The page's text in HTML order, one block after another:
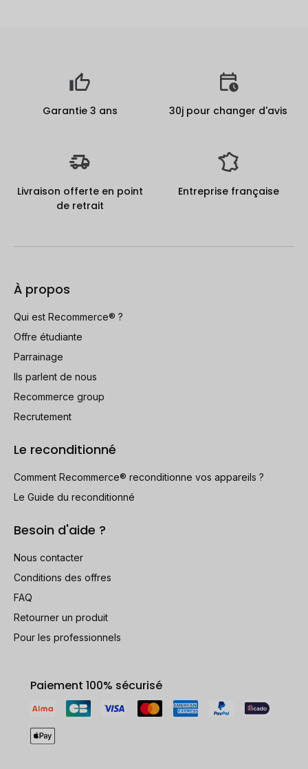
Garantie 3 ans 30j pour changer d'avis
Livraison offerte en point
de retrait
Entreprise française
À propos
Qui est Recommerce® ?
Offre étudiante
Parrainage
Ils parlent de nous
Recommerce group
Recrutement
Le reconditionné
Comment Recommerce® reconditionne vos appareils ?
Le Guide du reconditionné
Besoin d'aide ?
Nous contacter
Conditions des offres
FAQ
Retourner un produit
Pour les professionnels
Paiement 100% sécurisé